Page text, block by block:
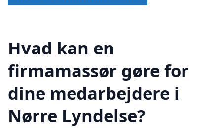
Hvad kan en
firmamassør gøre for
dine medarbejdere i
Nørre Lyndelse?